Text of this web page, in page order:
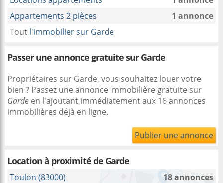
Appartements 2 pièces
1 annonce
Tout l'immobilier sur Garde
Passer une annonce gratuite sur Garde
Propriétaires sur Garde, vous souhaitez louer votre
bien ? Passez une annonce immobilière gratuite sur
Garde en l'ajoutant immédiatement aux 16 annonces
immobilières déjà en ligne.
Publier une annonce
Location à proximitéde Garde
Toulon (83000)
18 annonces